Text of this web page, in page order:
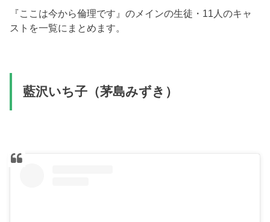
『ここは今から倫理です』のメインの生徒・11人のキャ
ストを一覧にまとめます。
藍沢いち子（茅島みずき）